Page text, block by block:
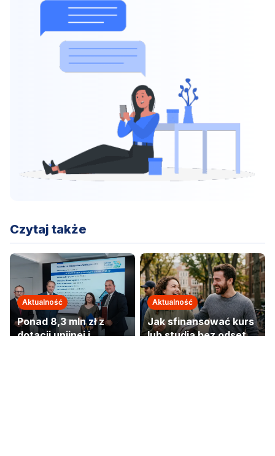
Czytaj także
Aktualność
Ponad 8,3 mln zł z
dotacji unijnej i
Aktualność
Jak sfinansować kurs
lub studia bez odsetek